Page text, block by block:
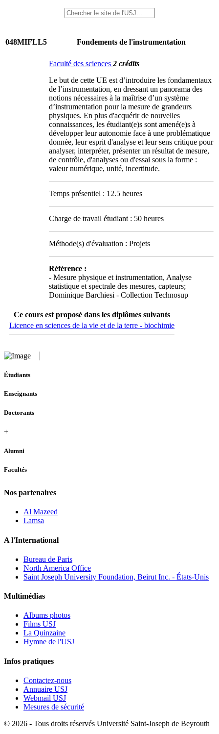
048MIFLL5 Fondements de l'instrumentation
Faculté des sciences 2 crédits
Le but de cette UE est d’introduire les fondamentaux
de l’instrumentation, en dressant un panorama des
notions nécessaires à la maîtrise d’un système
d’instrumentation pour la mesure de grandeurs
physiques. En plus d'acquérir de nouvelles
connaissances, les étudiant(e)s sont amené(e)s à
développer leur autonomie face à une problématique
donnée, leur esprit d'analyse et leur sens critique pour
analyser, interpréter, présenter un résultat de mesure,
de contrôle, d'analyses ou d'essai sous la forme :
valeur numérique, unité, incertitude.
Temps présentiel : 12.5 heures
Charge de travail étudiant : 50 heures
Méthode(s) d'évaluation : Projets
Référence :
- Mesure physique et instrumentation, Analyse
statistique et spectrale des mesures, capteurs;
Dominique Barchiesi - Collection Technosup
Ce cours est proposé dans les diplômes suivants
Licence en sciences de la vie et de la terre - biochimie
Étudiants
Enseignants
Doctorants
+
Alumni
Facultés
Nos partenaires
Al Mazeed
Lamsa
A l'International
Bureau de Paris
North America Office
Saint Joseph University Foundation, Beirut Inc. - États-Unis
Multimédias
Albums photos
Films USJ
La Quinzaine
Hymne de l'USJ
Infos pratiques
Contactez-nous
Annuaire USJ
Webmail USJ
Mesures de sécurité
© 2026 - Tous droits réservés Université Saint-Joseph de Beyrouth